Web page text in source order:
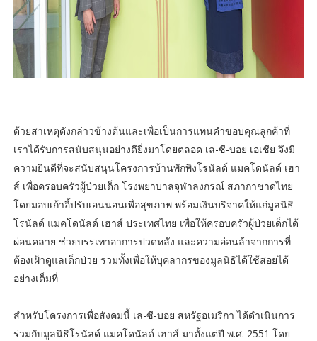
ด้วยสาเหตุดังกล่าวข้างต้นและเพื่อเป็นการแทนคำขอบคุณลูกค้าที่
เราได้รับการสนับสนุนอย่างดียิ่งมาโดยตลอด เล-ซี-บอย เอเชีย จึงมี
ความยินดีที่จะสนับสนุนโครงการบ้านพักพิงโรนัลด์ แมคโดนัลด์ เฮา
ส์ เพื่อครอบครัวผู้ป่วยเด็ก โรงพยาบาลจุฬาลงกรณ์ สภากาชาดไทย
โดยมอบเก้าอี้ปรับเอนนอนเพื่อสุขภาพ พร้อมเงินบริจาคให้แก่มูลนิธิ
โรนัลด์ แมคโดนัลด์ เฮาส์ ประเทศไทย เพื่อให้ครอบครัวผู้ป่วยเด็กได้
ผ่อนคลาย ช่วยบรรเทาอาการปวดหลัง และความอ่อนล้าจากการที่
ต้องเฝ้าดูแลเด็กป่วย รวมทั้งเพื่อให้บุคลากรของมูลนิธิได้ใช้สอยได้
อย่างเต็มที่
สำหรับโครงการเพื่อสังคมนี้ เล-ซี-บอย สหรัฐอเมริกา ได้ดำเนินการ
ร่วมกับมูลนิธิโรนัลด์ แมคโดนัลด์ เฮาส์ มาตั้งแต่ปี พ.ศ. 2551 โดย